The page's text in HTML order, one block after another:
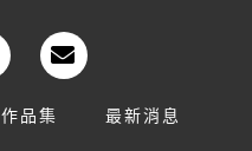
作品集 最新消息